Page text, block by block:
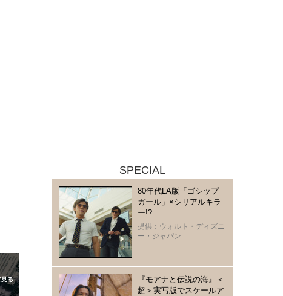
SPECIAL
80年代LA版「ゴシップ
ガール」×シリアルキラ
ー!?
提供：ウォルト・ディズニ
ー・ジャパン
『モアナと伝説の海』＜
超＞実写版でスケールア